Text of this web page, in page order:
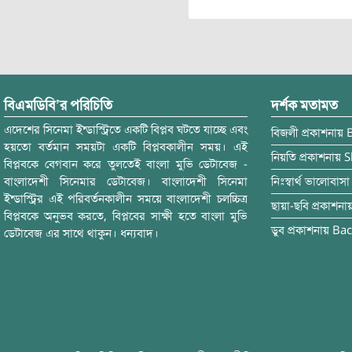
বিএমডিবি’র পরিচিতি
এদেশের সিনেমা ইন্ডাস্ট্রিতে একটি বিপ্লব ঘটতে যাচ্ছে এবং
হয়তো বর্তমান সময়টা একটি বিপ্লবকালীন সময়। এই
বিপ্লবকে বেগবান করে তুলতেই বাংলা মুভি ডেটাবেজ -
বাংলাদেশী সিনেমার ডেটাবেজ। বাংলাদেশী সিনেমা
ইন্ডাস্ট্রির এই পরিবর্তনকালীন সময়ে বাংলাদেশী চলচ্চিত্র
বিপ্লবকে অনুভব করতে, বিপ্লবের সাক্ষী হতে বাংলা মুভি
ডেটাবেজ এর সাথে থাকুন। ধন্যবাদ।
দর্শক মতামত
বিজলী প্রকাশনায়
নিয়তি প্রকাশনায়
নিঃস্বার্থ ভালোবাসা
ছায়া-ছবি
ডুব প্রকাশনায়